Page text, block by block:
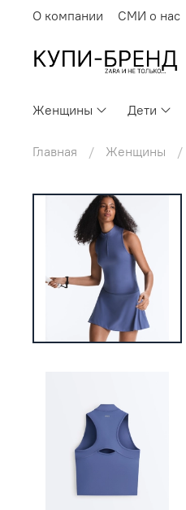
О компании СМИ о нас
Женщины Дети
Главная Женщины